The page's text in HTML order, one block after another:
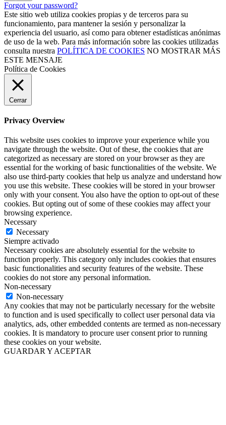
Forgot your password?
Este sitio web utiliza cookies propias y de terceros para su
funcionamiento, para mantener la sesión y personalizar la
experiencia del usuario, así como para obtener estadísticas anónimas
de uso de la web. Para más información sobre las cookies utilizadas
consulta nuestra POLÍTICA DE COOKIES NO MOSTRAR MÁS
ESTE MENSAJE
Política de Cookies
Cerrar
Privacy Overview
This website uses cookies to improve your experience while you
navigate through the website. Out of these, the cookies that are
categorized as necessary are stored on your browser as they are
essential for the working of basic functionalities of the website. We
also use third-party cookies that help us analyze and understand how
you use this website. These cookies will be stored in your browser
only with your consent. You also have the option to opt-out of these
cookies. But opting out of some of these cookies may affect your
browsing experience.
Necessary
Necessary
Siempre activado
Necessary cookies are absolutely essential for the website to
function properly. This category only includes cookies that ensures
basic functionalities and security features of the website. These
cookies do not store any personal information.
Non-necessary
Non-necessary
Any cookies that may not be particularly necessary for the website
to function and is used specifically to collect user personal data via
analytics, ads, other embedded contents are termed as non-necessary
cookies. It is mandatory to procure user consent prior to running
these cookies on your website.
GUARDAR Y ACEPTAR